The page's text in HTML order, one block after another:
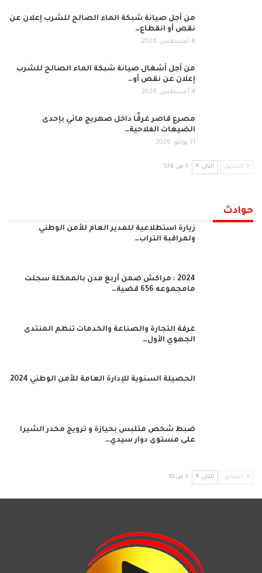
من أجل صيانة شبكة الماء الصالح للشرب إعلان عن
نقص أو انقطاع…
4 أغسطس, 2026
من أجل أشغال صيانة شبكة الماء الصالح للشرب
إعلان عن نقص أو…
4 أغسطس, 2026
مصرع قاصر غرقًا داخل صهريج مائي بإحدى
الضيعات الفلاحية…
31 يوليو, 2026
السابق التالي 1 من 574
حوادث
زيارة استطلاعية للمدير العام للأمن الوطني
ولمراقبة التراب…
2024 : مراكش ضمن أربع مدن بالممكلة سجلت
مامجموعه 656 قضية…
غرفة التجارة والصناعة والخدمات تنظم المنتدى
الجهوي الأول…
الحصيلة السنوية للإدارة العامة للأمن الوطني 2024
ضبط شخص متلبس بحيازة و ترويج مخدر الشيرا
على مستوى دوار سيدي…
السابق التالي 1 من 10